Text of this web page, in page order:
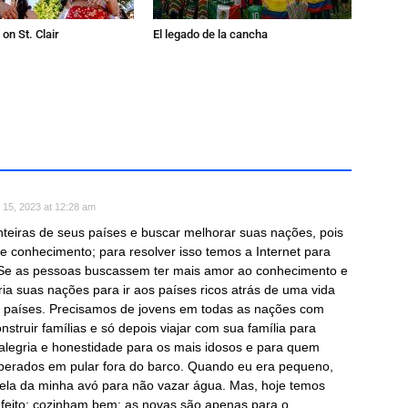
St. Clair El legado de la cancha
2023 at 12:28 am
de seus países e buscar melhorar suas nações, pois
conhecimento; para resolver isso temos a Internet para
as pessoas buscassem ter mais amor ao conhecimento e
suas nações para ir aos países ricos atrás de uma vida
Precisamos de jovens em todas as nações com
famílias e só depois viajar com sua família para
e honestidade para os mais idosos e para quem
em pular fora do barco. Quando eu era pequeno,
da minha avó para não vazar água. Mas, hoje temos
cozinham bem; as novas são apenas para o